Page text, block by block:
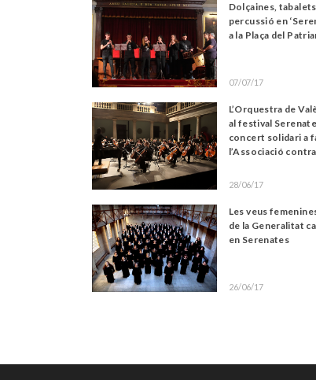
Dolçaines,
percussió en
a la Plaça del
07/07/17
L’Orquestra de
al festival
concert solidari a
l’Associació
28/06/17
Les veus
de la Generalitat
en Serenates
26/06/17